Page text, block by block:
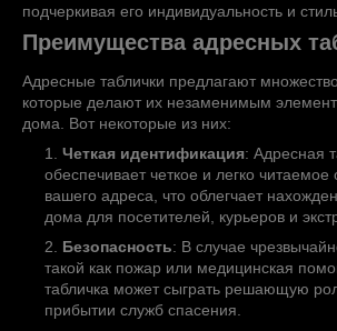
подчеркивая его индивидуальность и
Преимущества адресных
Адресные таблички предлагают
которые делают их незаменимым
дома. Вот некоторые из них:
Четкая идентификация: Адресная
обеспечивает четкое и легко читаемое
вашего адреса, что облегчает
дома для посетителей, курьеров и
Безопасность: В случае
такой как пожар или медицинская
табличка может сыграть решающую
прибытии служб спасения.